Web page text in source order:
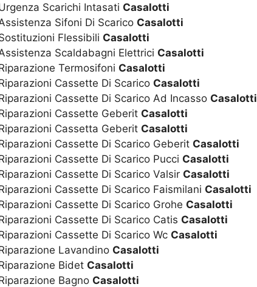
Scarichi Intasati Casalotti
Sifoni Di Scarico Casalotti
Flessibili Casalotti
Scaldabagni Elettrici Casalotti
Termosifoni Casalotti
Cassette Di Scarico Casalotti
Cassette Di Scarico Ad Incasso Casalotti
Cassette Geberit Casalotti
Cassetta Geberit Casalotti
Cassette Di Scarico Geberit Casalotti
Cassette Di Scarico Pucci Casalotti
Cassette Di Scarico Valsir Casalotti
Cassette Di Scarico Faismilani Casalotti
Cassette Di Scarico Grohe Casalotti
Cassette Di Scarico Catis Casalotti
Cassette Di Scarico Wc Casalotti
Lavandino Casalotti
Bidet Casalotti
Bagno Casalotti